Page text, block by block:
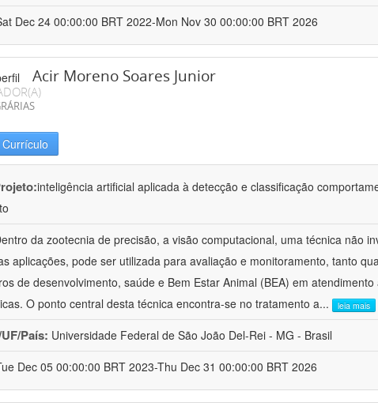
Dec 24 00:00:00 BRT 2022-Mon Nov 30 00:00:00 BRT 2026
Acir Moreno Soares Junior
Currículo
inteligência artificial aplicada à detecção e classificação
da zootecnia de precisão, a visão computacional, uma técnica não
aplicações, pode ser utilizada para avaliação e monitoramento, tanto
de desenvolvimento, saúde e Bem Estar Animal (BEA) em atendimento
O ponto central desta técnica encontra-se no tratamento a... leia mais
País: Universidade Federal de São João Del-Rei - MG - Brasil
Dec 05 00:00:00 BRT 2023-Thu Dec 31 00:00:00 BRT 2026